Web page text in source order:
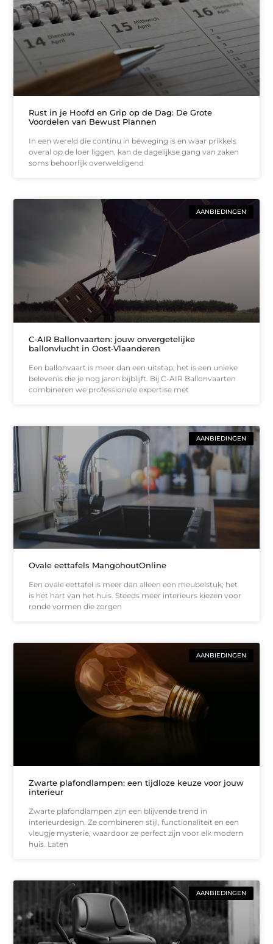
Rust in je Hoofd en Grip op de Dag: De Grote
Voordelen van Bewust Plannen
In een wereld die continu in beweging is en waar prikkels
overal op de loer liggen, kan de dagelijkse gang van zaken
soms behoorlijk overweldigend
AANBIEDINGEN
C-AIR Ballonvaarten: jouw onvergetelijke
ballonvlucht in Oost‑Vlaanderen
Een ballonvaart is meer dan een uitstap; het is een unieke
belevenis die je nog jaren bijblijft. Bij C-AIR Ballonvaarten
combineren we professionele expertise met
AANBIEDINGEN
Ovale eettafels MangohoutOnline
Een ovale eettafel is meer dan alleen een meubelstuk; het
is het hart van het huis. Steeds meer interieurs kiezen voor
ronde vormen die zorgen
AANBIEDINGEN
Zwarte plafondlampen: een tijdloze keuze voor jouw
interieur
Zwarte plafondlampen zijn een blijvende trend in
interieurdesign. Ze combineren stijl, functionaliteit en een
vleugje mysterie, waardoor ze perfect zijn voor elk modern
huis. Laten
AANBIEDINGEN